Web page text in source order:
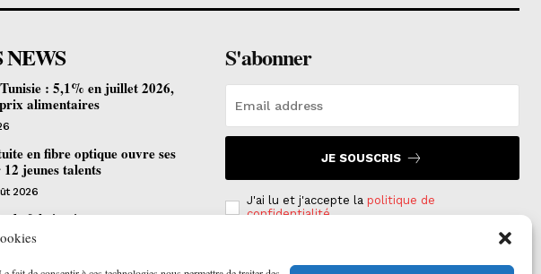
NEWS
: 5,1% en juillet 2026,
alimentaires
en fibre optique ouvre ses
jeunes talents
2026
de fabrication
continu : quelles
S'abonner
JE SOUSCRIS
J'ai lu et j'accepte la politique de
confidentialité.